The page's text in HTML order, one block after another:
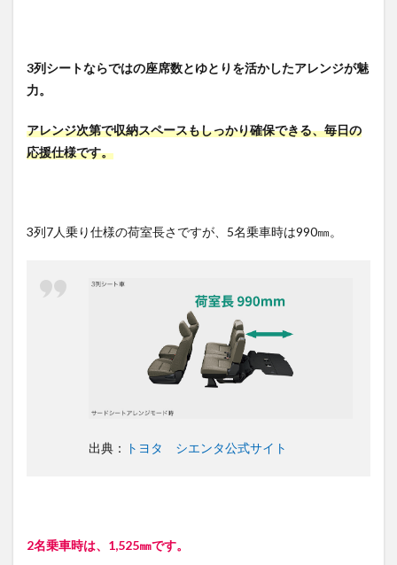
3列シートならではの座席数とゆとりを活かしたアレンジが魅
力。
アレンジ次第で収納スペースもしっかり確保できる、毎日の
応援仕様です。
3列7人乗り仕様の荷室長さですが、5名乗車時は990㎜。
出典： トヨタ シエンタ公式サイト
2名乗車時は、1,525㎜です。